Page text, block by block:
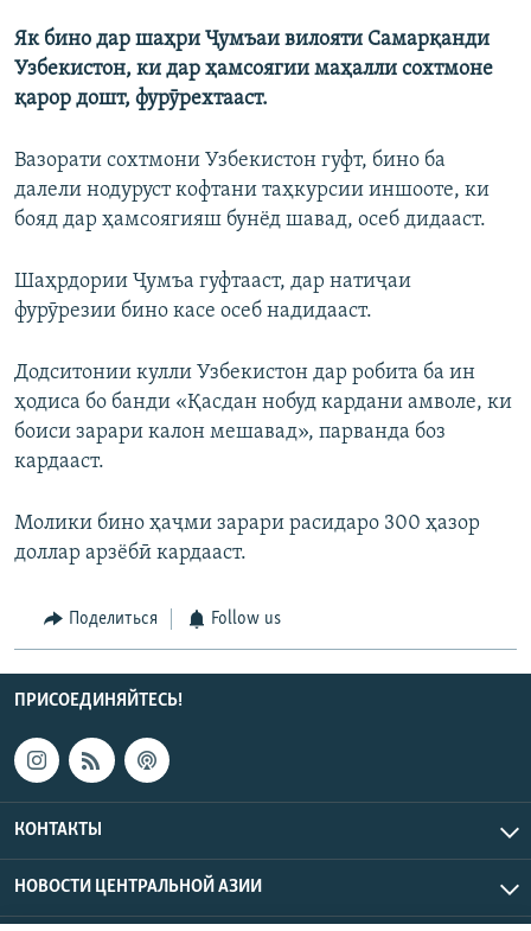
Як бино дар шаҳри Ҷумъаи вилояти Самарқанди
Узбекистон, ки дар ҳамсоягии маҳалли сохтмоне
қарор дошт, фурӯрехтааст.
Вазорати сохтмони Узбекистон гуфт, бино ба
далели нодуруст кофтани таҳкурсии иншооте, ки
бояд дар ҳамсоягияш бунёд шавад, осеб дидааст.
Шаҳрдории Ҷумъа гуфтааст, дар натиҷаи
фурӯрезии бино касе осеб надидааст.
Додситонии кулли Узбекистон дар робита ба ин
ҳодиса бо банди «Қасдан нобуд кардани амволе, ки
боиси зарари калон мешавад», парванда боз
кардааст.
Молики бино ҳаҷми зарари расидаро 300 ҳазор
доллар арзёбӣ кардааст.
Поделиться Follow us
ПРИСОЕДИНЯЙТЕСЬ!
КОНТАКТЫ
НОВОСТИ ЦЕНТРАЛЬНОЙ АЗИИ